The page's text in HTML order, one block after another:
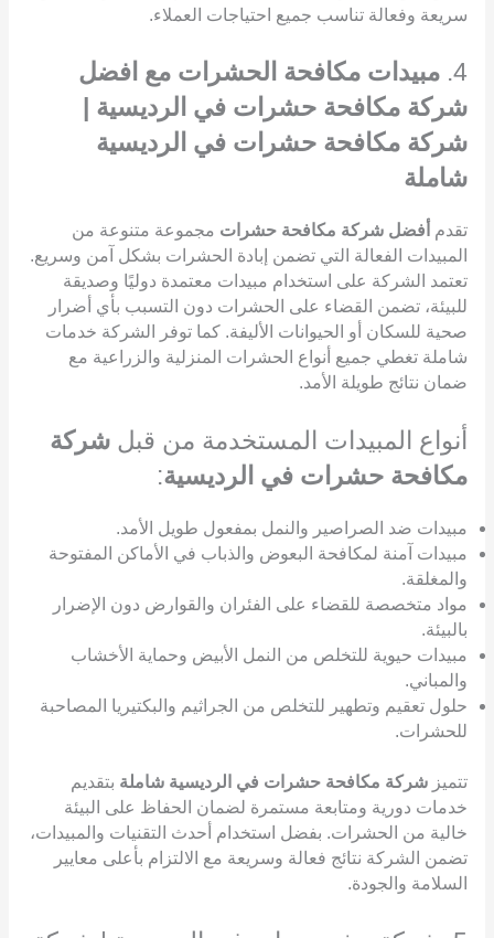
سريعة وفعالة تناسب جميع احتياجات العملاء.
4. مبيدات مكافحة الحشرات مع افضل
شركة مكافحة حشرات في الرديسية |
شركة مكافحة حشرات في الرديسية
شاملة
تقدم أفضل شركة مكافحة حشرات مجموعة متنوعة من
المبيدات الفعالة التي تضمن إبادة الحشرات بشكل آمن وسريع.
تعتمد الشركة على استخدام مبيدات معتمدة دوليًا وصديقة
للبيئة، تضمن القضاء على الحشرات دون التسبب بأي أضرار
صحية للسكان أو الحيوانات الأليفة. كما توفر الشركة خدمات
شاملة تغطي جميع أنواع الحشرات المنزلية والزراعية مع
ضمان نتائج طويلة الأمد.
أنواع المبيدات المستخدمة من قبل شركة
مكافحة حشرات في الرديسية:
مبيدات ضد الصراصير والنمل بمفعول طويل الأمد.
مبيدات آمنة لمكافحة البعوض والذباب في الأماكن المفتوحة
والمغلقة.
مواد متخصصة للقضاء على الفئران والقوارض دون الإضرار
بالبيئة.
مبيدات حيوية للتخلص من النمل الأبيض وحماية الأخشاب
والمباني.
حلول تعقيم وتطهير للتخلص من الجراثيم والبكتيريا المصاحبة
للحشرات.
تتميز شركة مكافحة حشرات في الرديسية شاملة بتقديم
خدمات دورية ومتابعة مستمرة لضمان الحفاظ على البيئة
خالية من الحشرات. بفضل استخدام أحدث التقنيات والمبيدات،
تضمن الشركة نتائج فعالة وسريعة مع الالتزام بأعلى معايير
السلامة والجودة.